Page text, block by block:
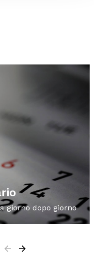
giorno dopo giorno